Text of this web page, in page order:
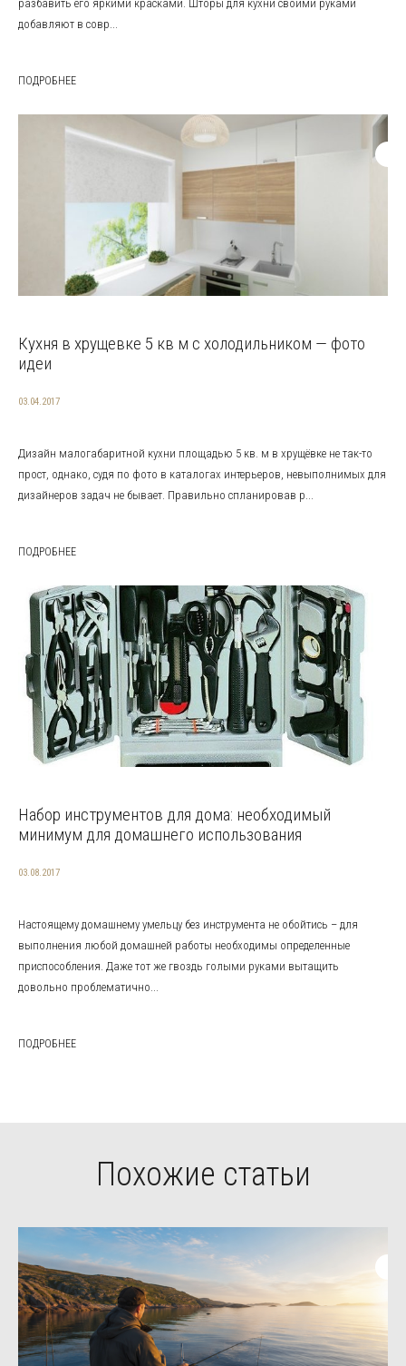
разбавить его яркими красками. Шторы для кухни своими руками
добавляют в совр...
ПОДРОБНЕЕ
Кухня в хрущевке 5 кв м с холодильником — фото
идеи
03.04.2017
Дизайн малогабаритной кухни площадью 5 кв. м в хрущёвке не так-то
прост, однако, судя по фото в каталогах интерьеров, невыполнимых для
дизайнеров задач не бывает. Правильно спланировав р...
ПОДРОБНЕЕ
Набор инструментов для дома: необходимый
минимум для домашнего использования
03.08.2017
Настоящему домашнему умельцу без инструмента не обойтись – для
выполнения любой домашней работы необходимы определенные
приспособления. Даже тот же гвоздь голыми руками вытащить
довольно проблематично...
ПОДРОБНЕЕ
Похожие статьи